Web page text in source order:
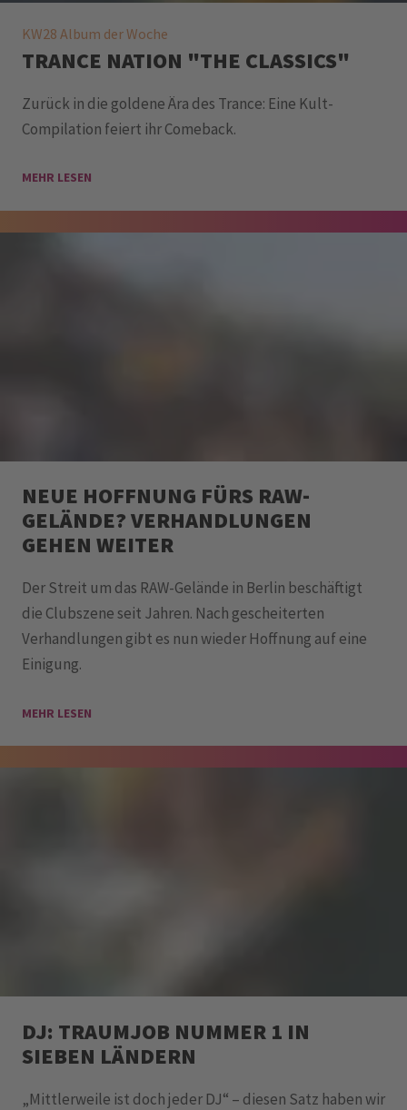
KW28 Album der Woche
TRANCE NATION "THE CLASSICS"
Zurück in die goldene Ära des Trance: Eine Kult-
Compilation feiert ihr Comeback.
MEHR LESEN
NEUE HOFFNUNG FÜRS RAW-
GELÄNDE? VERHANDLUNGEN
GEHEN WEITER
Der Streit um das RAW-Gelände in Berlin beschäftigt
die Clubszene seit Jahren. Nach gescheiterten
Verhandlungen gibt es nun wieder Hoffnung auf eine
Einigung.
MEHR LESEN
DJ: TRAUMJOB NUMMER 1 IN
SIEBEN LÄNDERN
„Mittlerweile ist doch jeder DJ“ – diesen Satz haben wir